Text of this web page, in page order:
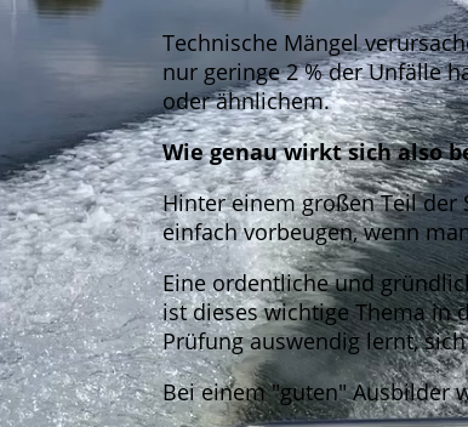
Technische Mängel
nur geringe 2 % der Unfälle
oder ähnlichem.
Wie genau wirkt sich also
Hinter einem großen Teil der
einfach vorbeugen, wenn
Eine ordentliche und
ist dieses wichtige Thema in
Prüfung auswendig lernt,
Bei einem "guten" Ausbilder